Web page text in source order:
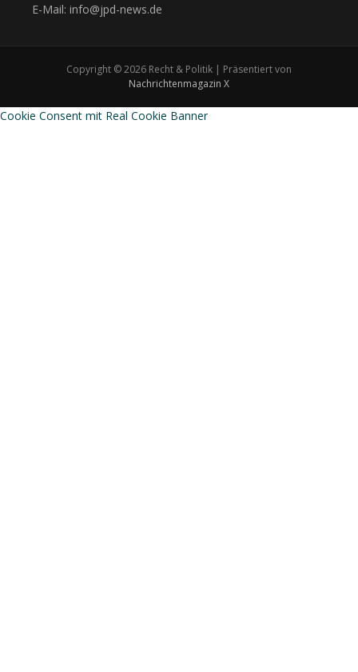
E-Mail: info@jpd-news.de
Copyright © 2026 Recht & Politik | Präsentiert von
Nachrichtenmagazin X
Cookie Consent mit Real Cookie Banner